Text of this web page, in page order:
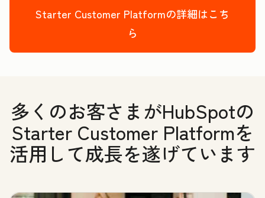
Starter Customer Platformの詳細はこち
ら
多くのお客さまがHubSpotの
Starter Customer Platformを
活用して成長を遂げています